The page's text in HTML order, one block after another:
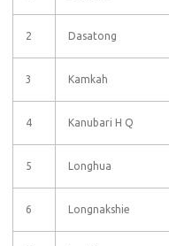
2 Dasatong
3 Kamkah
4 Kanubari H Q
5 Longhua
6 Longnakshie